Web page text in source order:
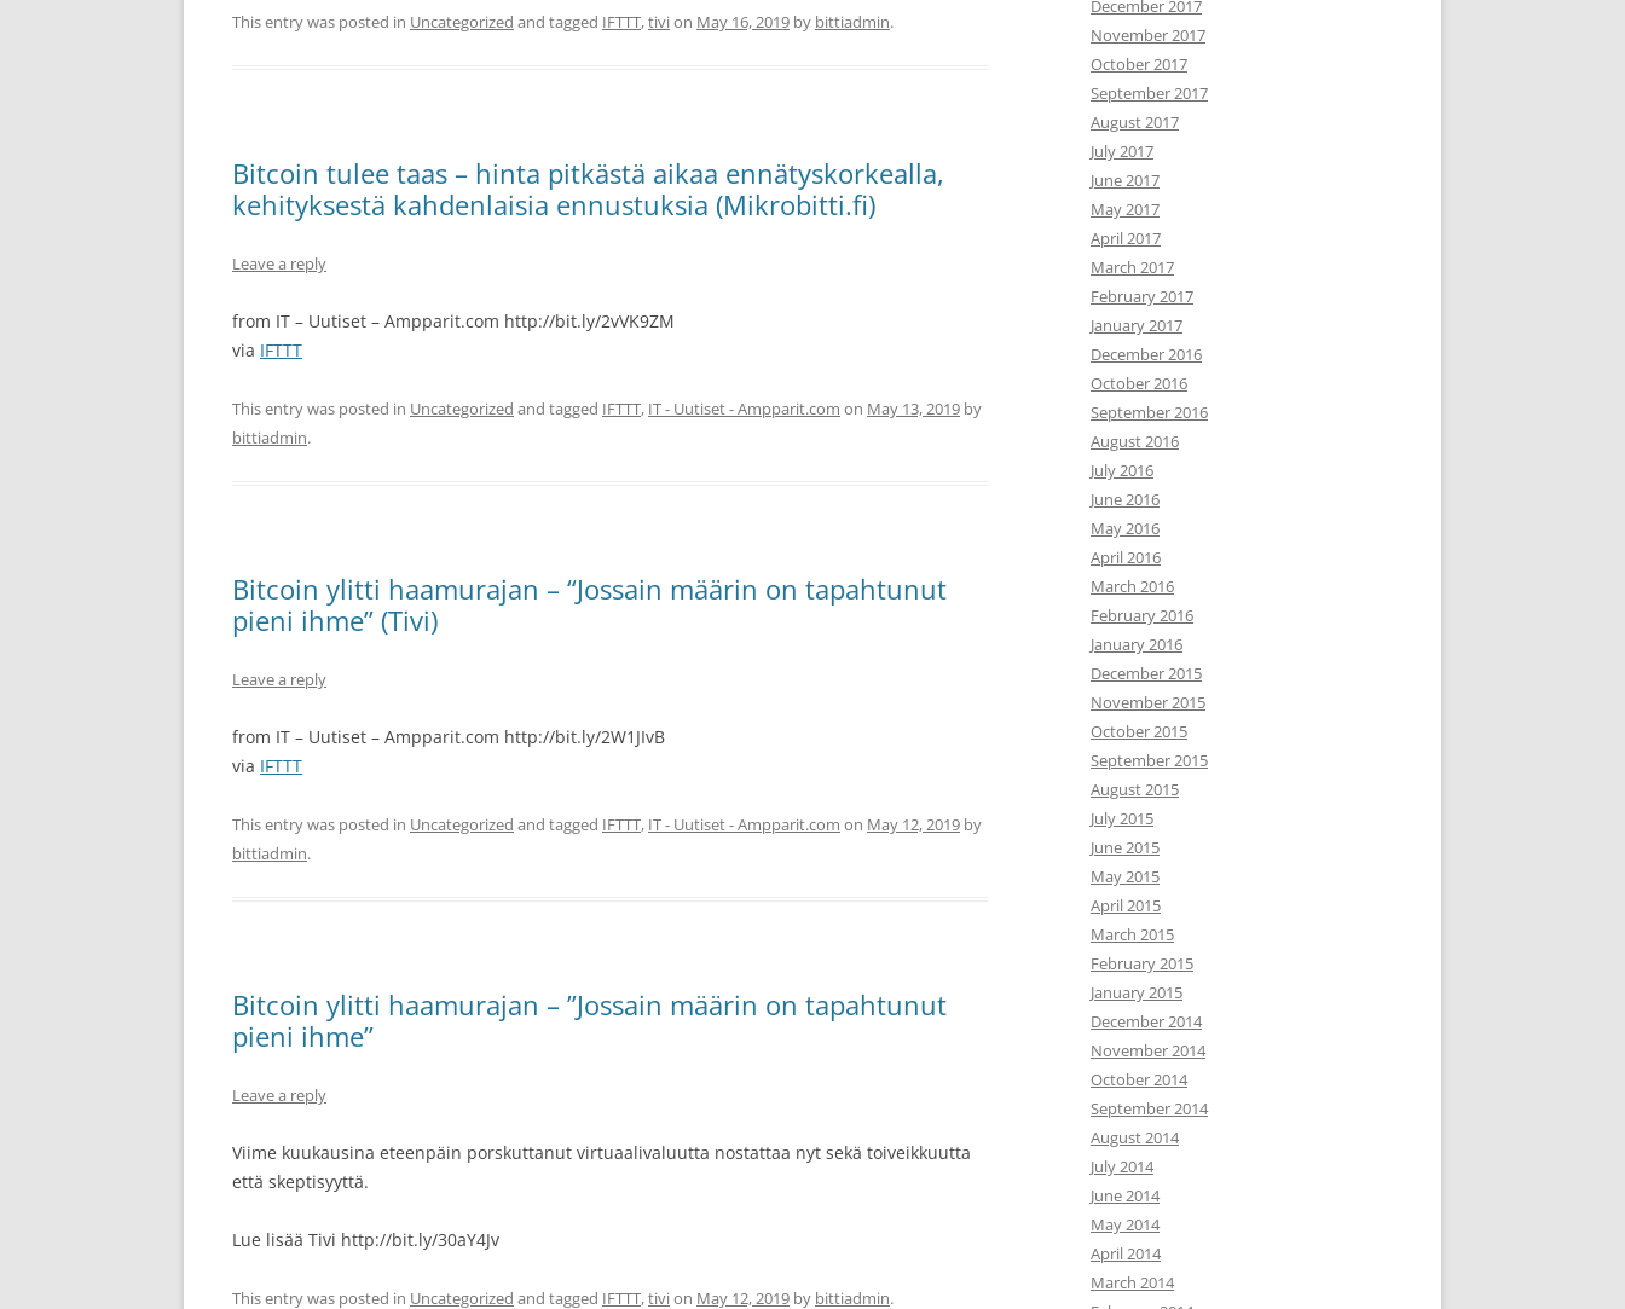
This entry was posted in Uncategorized and tagged IFTTT,tivion May 16, 2019 by bittiadmin.
Bitcoin tulee taas – hinta pitkästä aikaa ennätyskorkealla,
kehityksestä kahdenlaisia ennustuksia (Mikrobitti.fi)
Leave a reply
from IT – Uutiset – Ampparit.com http://bit.ly/2vVK9ZM
via IFTTT
This entry was posted in Uncategorized and tagged IFTTT, IT - Uutiset - Ampparit.com on May 13, 2019 by
bittiadmin.
Bitcoin ylitti haamurajan – “Jossain määrin on tapahtunut
pieni ihme” (Tivi)
Leave a reply
from IT – Uutiset – Ampparit.com http://bit.ly/2W1JIvB
via IFTTT
This entry was posted in Uncategorized and tagged IFTTT, IT - Uutiset - Ampparit.com on May 12, 2019 by
bittiadmin.
Bitcoin ylitti haamurajan – ”Jossain määrin on tapahtunut
pieni ihme”
Leave a reply
Viime kuukausina eteenpäin porskuttanut virtuaalivaluutta nostattaa nyt sekä toiveikkuutta
että skeptisyyttä.
Lue lisää Tivi http://bit.ly/30aY4Jv
This entry was posted in Uncategorized and tagged IFTTT,tivion May 12, 2019 by bittiadmin.
December 2017
November 2017
October 2017
September 2017
August 2017
July 2017
June 2017
May 2017
April 2017
March 2017
February 2017
January 2017
December 2016
October 2016
September 2016
August 2016
July 2016
June 2016
May 2016
April 2016
March 2016
February 2016
January 2016
December 2015
November 2015
October 2015
September 2015
August 2015
July 2015
June 2015
May 2015
April 2015
March 2015
February 2015
January 2015
December 2014
November 2014
October 2014
September 2014
August 2014
July 2014
June 2014
May 2014
April 2014
March 2014